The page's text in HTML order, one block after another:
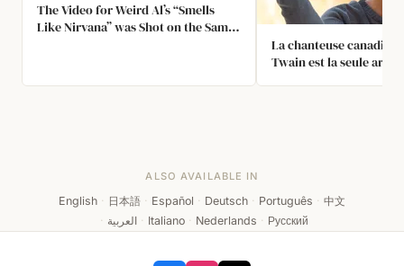
The Video for Weird Al’s “Smells
Like Nirvana” was Shot on the Same
La chanteuse
Twain est la seule
ALSO AVAILABLE IN
English · 日本語 · Español · Deutsch · Português · 中文
· العربية · Italiano · Nederlands · Русский